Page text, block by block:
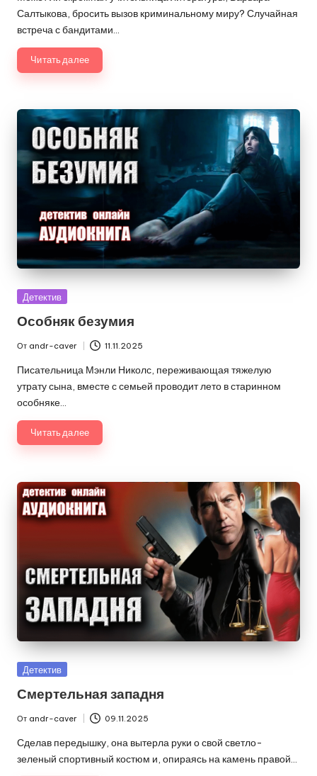
Салтыкова, бросить вызов криминальному миру? Случайная
встреча с бандитами…
Читать далее
Опубликовано
Детектив
Особняк безумия
Запись
от
От andr-caver 11.11.2025
Писательница Мэнли Николс, переживающая тяжелую
утрату сына, вместе с семьей проводит лето в старинном
особняке…
Читать далее
Опубликовано
Детектив
Смертельная западня
Запись
от
От andr-caver 09.11.2025
Сделав передышку, она вытерла руки о свой светло-
зеленый спортивный костюм и, опираясь на камень правой…